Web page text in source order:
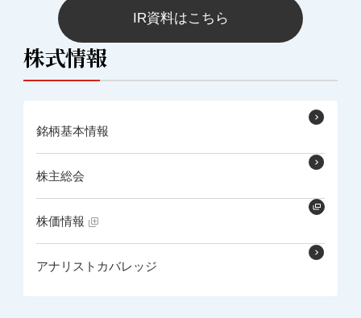
IR資料はこちら
株式情報
銘柄基本情報
株主総会
株価情報
アナリストカバレッジ